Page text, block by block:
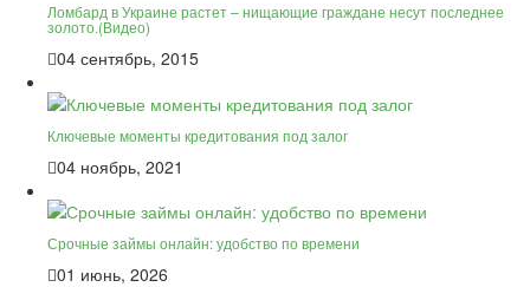
Ломбард в Украине растет – нищающие граждане несут последнее
золото.(Видео)
04 сентябрь, 2015
Ключевые моменты кредитования под залог
04 ноябрь, 2021
Срочные займы онлайн: удобство по времени
01 июнь, 2026